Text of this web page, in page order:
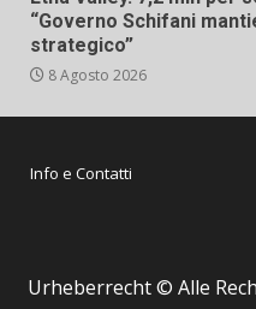
“Governo Schifani
strategico”
8 Agosto 2026
Info e Contatti
Urheberrecht © Alle